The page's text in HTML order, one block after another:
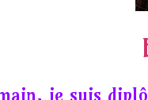
je suis